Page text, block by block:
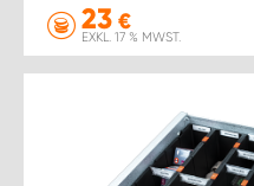
23 €
EXKL. 17 % MWST.